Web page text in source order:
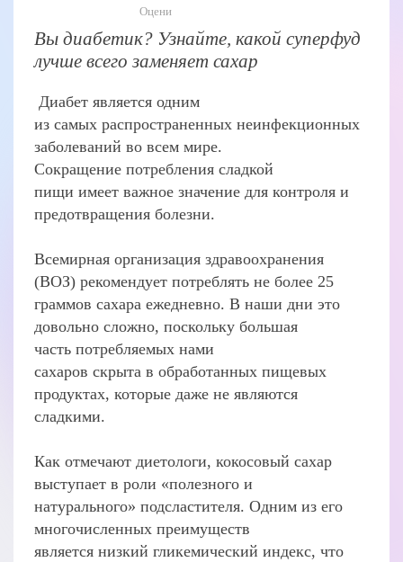
Оцени
Вы диабетик? Узнайте, какой суперфуд
лучше всего заменяет сахар
Диабет является одним
из самых распространенных неинфекционных
заболеваний во всем мире.
Сокращение потребления сладкой
пищи имеет важное значение для контроля и
предотвращения болезни.
Всемирная организация здравоохранения
(ВОЗ) рекомендует потреблять не более 25
граммов сахара ежедневно. В наши дни это
довольно сложно, поскольку большая
часть потребляемых нами
сахаров скрыта в обработанных пищевых
продуктах, которые даже не являются
сладкими.
Как отмечают диетологи, кокосовый сахар
выступает в роли «полезного и
натурального» подсластителя. Одним из его
многочисленных преимуществ
является низкий гликемический индекс, что